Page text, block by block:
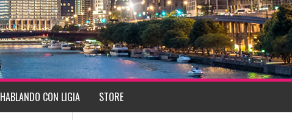
HABLANDO CON LIGIA STORE